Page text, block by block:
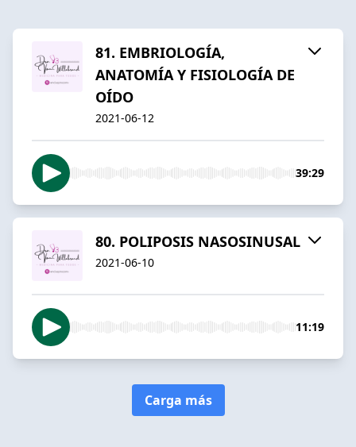
81. EMBRIOLOGÍA,
ANATOMÍA Y FISIOLOGÍA DE
OÍDO
2021-06-12
39:29
80. POLIPOSIS NASOSINUSAL
2021-06-10
11:19
Carga más